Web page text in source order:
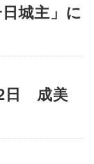
城主」に
日 成美